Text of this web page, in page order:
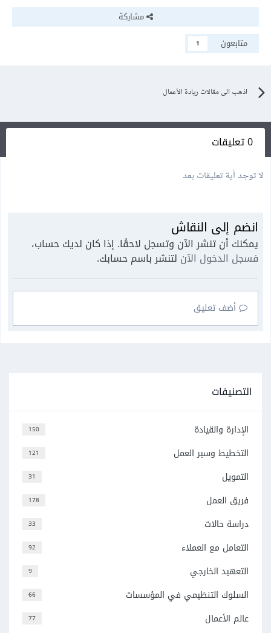
مشاركة
متابعون
1
اذهب الى مقالات ريادة الأعمال
0 تعليقات
لا توجد أية تعليقات بعد
انضم إلى النقاش
يمكنك أن تنشر الآن وتسجل لاحقًا. إذا كان لديك حساب،
فسجل الدخول الآن لتنشر باسم حسابك.
أضف تعليق
التصنيفات
150 الإدارة والقيادة
121 التخطيط وسير العمل
31 التمويل
178 فريق العمل
33 دراسة حالات
92 التعامل مع العملاء
9 التعهيد الخارجي
66 السلوك التنظيمي في المؤسسات
77 عالم الأعمال